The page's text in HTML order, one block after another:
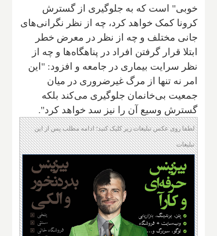
خوبی" است که به جلوگیری از گسترش
کرونا کمک خواهد کرد، چه از نظر نگرانی‌های
جانی مختلف و چه از نظر در معرض خطر
ابتلا قرار گرفتن افراد در پناهگاه‌ها و چه از
نظر سرایت بیماری در جامعه و افزود: "این
امر نه تنها از مرگ غیرضروری در میان
جمعیت بی‌خانمان جلوگیری می‌کند بلکه
گسترش وسیع آن را نیز سد خواهد کرد".
لطفا روی عکس تبلیغات زیر کلیک کنید؛ ادامه مطلب پس از این
تبلیغات